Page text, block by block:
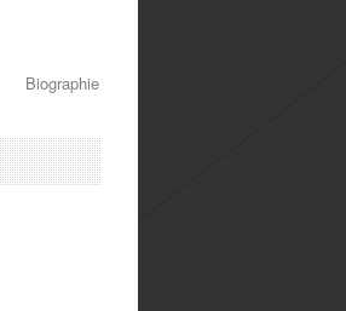
Biographie